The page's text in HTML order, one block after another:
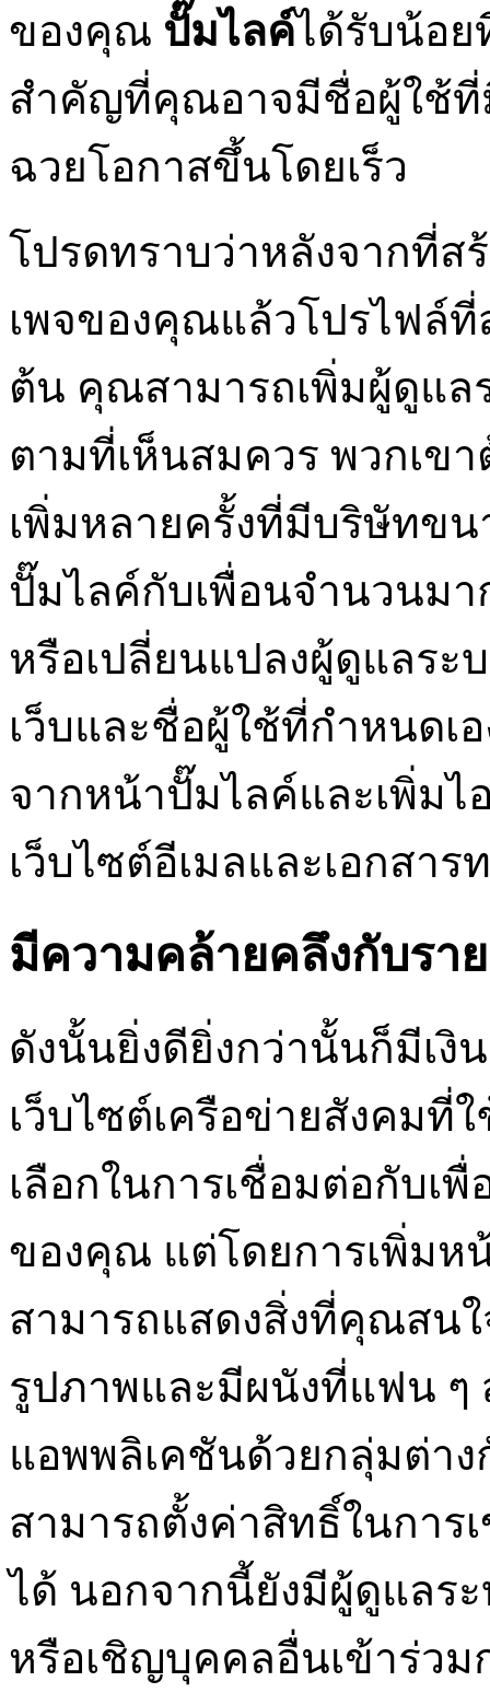
ของคุณ ปั๊มไลค์ได้รับน้อย
สำคัญที่คุณอาจมีชื่อผู้ใช้ที่
ฉวยโอกาสขึ้นโดยเร็ว
โปรดทราบว่าหลังจากที่ส
เพจของคุณแล้วโปรไฟล์ที่
ต้น คุณสามารถเพิ่มผู้ดูแล
ตามที่เห็นสมควร พวกเข
เพิ่มหลายครั้งที่มีบริษัทข
ปั๊มไลค์กับเพื่อนจำนวนม
หรือเปลี่ยนแปลงผู้ดูแลระ
เว็บและชื่อผู้ใช้ที่กำหนดเ
จากหน้าปั๊มไลค์และเพิ่ม
เว็บไซต์อีเมลและเอกสา
มีความคล้ายคลึงกับรา
ดังนั้นยิ่งดียิ่งกว่านั้นก็มีเ
เว็บไซต์เครือข่ายสังคมที่
เลือกในการเชื่อมต่อกับเ
ของคุณ แต่โดยการเพิ่ม
สามารถแสดงสิ่งที่คุณสน
รูปภาพและมีผนังที่แฟน ๆ
แอพพลิเคชันด้วยกลุ่มต่า
สามารถตั้งค่าสิทธิ์ในการ
ได้ นอกจากนี้ยังมีผู้ดูแลร
หรือเชิญบุคคลอื่นเข้าร่ว